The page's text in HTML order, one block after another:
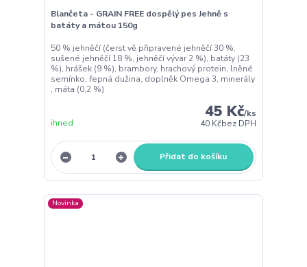
Blančeta - GRAIN FREE dospělý pes Jehně s
batáty a mátou 150g
50 % jehněčí (čerst vě připravené jehněčí 30 %,
sušené jehněčí 18 %, jehněčí vývar 2 %), batáty (23
%), hrášek (9 %), brambory, hrachový protein, lněné
semínko, řepná dužina, doplněk Omega 3, minerály
, máta (0,2 %)
45 Kč/ks
40 Kčbez DPH
ihned
Přidat do košíku
Novinka